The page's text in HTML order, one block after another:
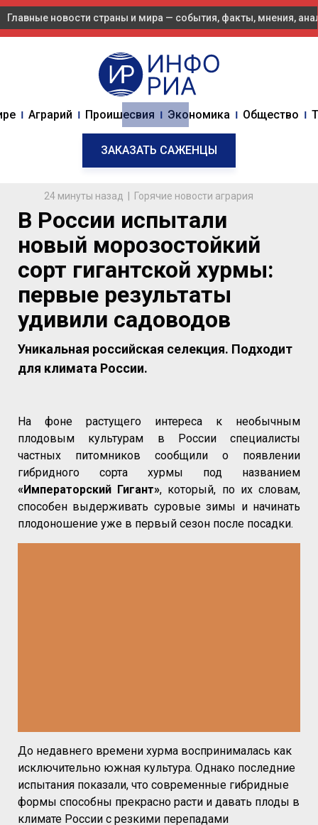
Главные новости страны и мира — события, факты, мнения,
Аграрий Проишесвия Экономика Общество
ЗАКАЗАТЬ САЖЕНЦЫ
В России испытали
новый морозостойкий
сорт гигантской хурмы:
первые результаты
удивили садоводов
Уникальная российская селекция. Подходит
для климата России.
На фоне растущего интереса к необычным
плодовым культурам в России специалисты
частных питомников сообщили о появлении
гибридного сорта хурмы под названием
«Императорский Гигант», который, по их словам,
способен выдерживать суровые зимы и начинать
плодоношение уже в первый сезон после посадки.
До недавнего времени хурма воспринималась как
исключительно южная культура. Однако последние
испытания показали, что современные гибридные
формы способны прекрасно расти и давать плоды в
климате России с резкими перепадами
24 минуты назад | Горячие новости агрария